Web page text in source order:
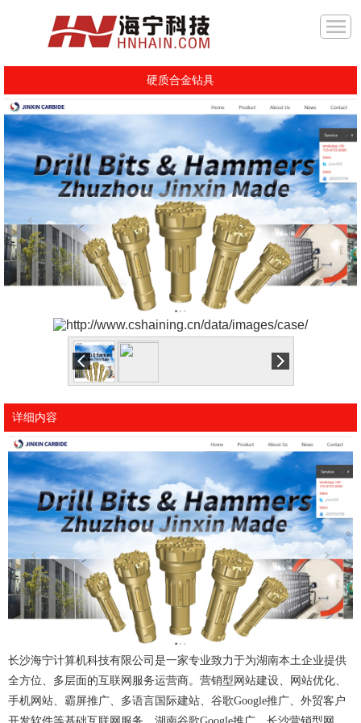
硬质合金钻具
详细内容
长沙海宁计算机科技有限公司是一家专业致力于为湖南本土企业提供
全方位、多层面的互联网服务运营商。营销型网站建设、网站优化、
手机网站、霸屏推广、多语言国际建站、谷歌Google推广、外贸客户